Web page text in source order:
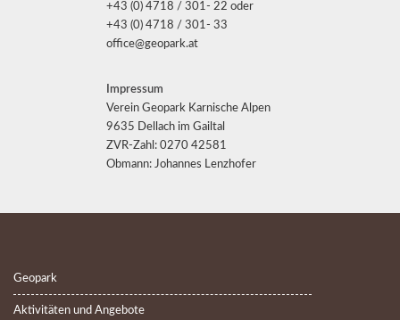
+43 (0) 4718 / 301- 22 oder
+43 (0) 4718 / 301- 33
office@geopark.at
Impressum
Verein Geopark Karnische Alpen
9635 Dellach im Gailtal
ZVR-Zahl: 0270 42581
Obmann: Johannes Lenzhofer
Geopark
Aktivitäten und Angebote